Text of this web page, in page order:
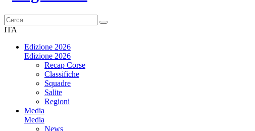
ITA
Edizione 2026
Edizione 2026
Recap Corse
Classifiche
Squadre
Salite
Regioni
Media
Media
News